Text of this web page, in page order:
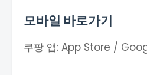
모바일 바로가기
쿠팡 앱: App Store /